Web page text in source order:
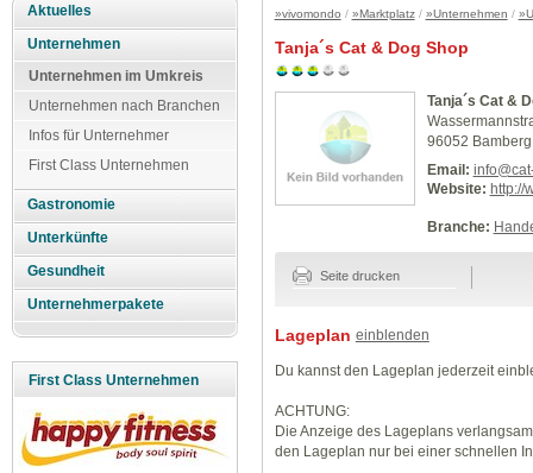
Aktuelles
Unternehmen
Unternehmen im Umkreis
Unternehmen nach Branchen
Infos für Unternehmer
First Class Unternehmen
Gastronomie
Unterkünfte
Gesundheit
Unternehmerpakete
First Class Unternehmen
»vivomondo / »Marktplatz/ »Unternehmen /
Tanja´s Cat & Dog Shop
Tanja´s Cat &
96052 Bamberg
Email:
Website: http://
Branche:
Seite drucken
Lageplan einblenden
Du kannst den Lageplan jederzeit
ACHTUNG:
Die Anzeige des Lageplans
den Lageplan nur bei einer schnellen